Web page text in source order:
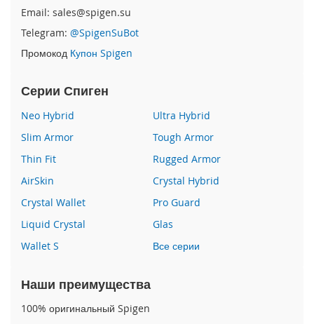
i
P
h
o
n
1
P
h
n
1
6
r
a
Email: sales@spigen.su
Telegram: @SpigenSuBot
Промокод Купон Spigen
Серии Спиген
Neo Hybrid
Ultra Hybrid
Slim Armor
Tough Armor
Thin Fit
Rugged Armor
AirSkin
Crystal Hybrid
Crystal Wallet
Pro Guard
Liquid Crystal
Glas
Wallet S
Все серии
Наши преимущества
100% оригинальный Spigen